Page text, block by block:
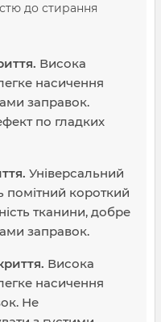
до стирання
Висока
насичення
заправок.
по гладких
Універсальний
помітний короткий
тканини, добре
заправок.
Висока
насичення
Не